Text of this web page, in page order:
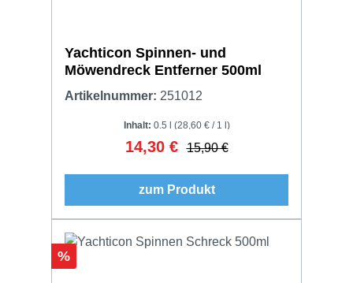
Yachticon Spinnen- und
Möwendreck Entferner 500ml
Artikelnummer: 251012
Inhalt: 0.5 l (28,60 € / 1 l)
Verkaufspreis:
14,30 € Regulärer Preis:
15,90 €
zum Produkt
Rabatt
%